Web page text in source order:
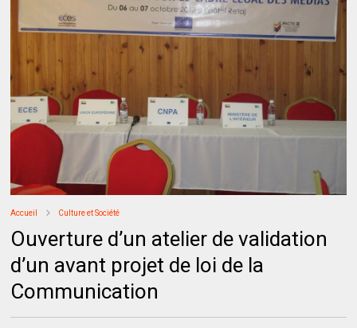
Accueil Culture et Société
Ouverture d’un atelier de validation
d’un avant projet de loi de la
Communication